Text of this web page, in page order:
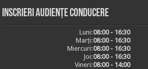
Inscrieri audiențe conducere
Luni:08:00 - 16:30
Marți:08:00 - 16:30
Miercuri:08:00 - 16:30
Joi:08:00 - 16:30
Vineri:08:00 - 14:00